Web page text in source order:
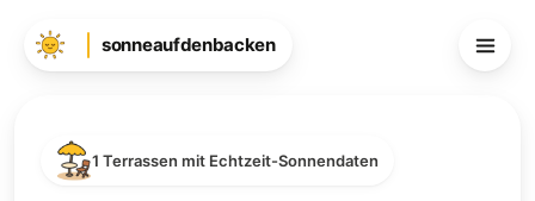
sonneaufdenbacken
1 Terrassen mit Echtzeit-Sonnendaten